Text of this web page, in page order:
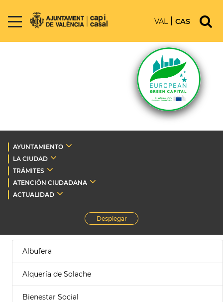
VAL CAS
AYUNTAMIENTO
LA CIUDAD
TRÁMITES
ATENCIÓN CIUDADANA
ACTUALIDAD
Desplegar
Albufera
Alquería de Solache
Bienestar Social